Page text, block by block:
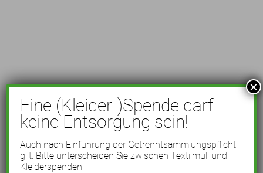
Eine (Kleider-)Spende darf
keine Entsorgung sein!
Auch nach Einführung der Getrenntsammlungspflicht
gilt: Bitte unterscheiden Sie zwischen Textilmüll und
Kleiderspenden!
×